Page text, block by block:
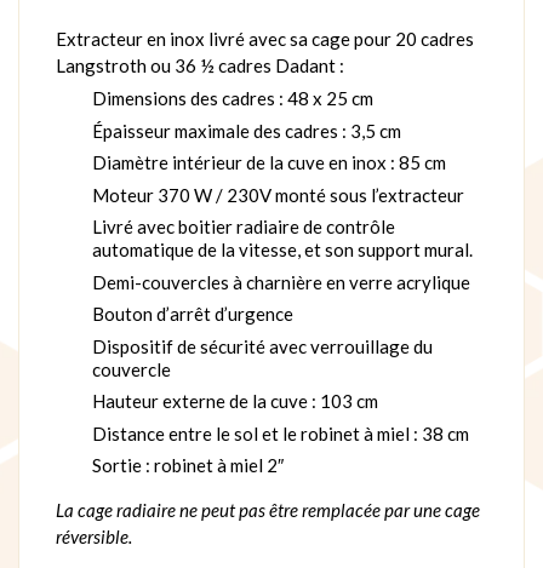
Extracteur en inox livré avec sa cage pour 20 cadres
Langstroth ou 36 ½ cadres Dadant :
Dimensions des cadres : 48 x 25 cm
Épaisseur maximale des cadres : 3,5 cm
Diamètre intérieur de la cuve en inox : 85 cm
Moteur 370 W / 230V monté sous l’extracteur
Livré avec boitier radiaire de contrôle
automatique de la vitesse, et son support mural.
Demi-couvercles à charnière en verre acrylique
Bouton d’arrêt d’urgence
Dispositif de sécurité avec verrouillage du
couvercle
Hauteur externe de la cuve : 103 cm
Distance entre le sol et le robinet à miel : 38 cm
Sortie : robinet à miel 2″
La cage radiaire ne peut pas être remplacée par une cage
réversible.